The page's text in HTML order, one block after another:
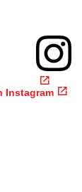
Instagram